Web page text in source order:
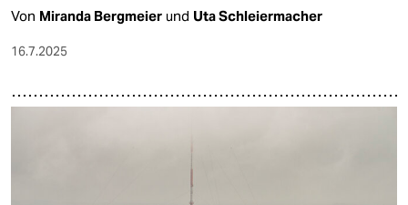
Von Miranda Bergmeier und Uta Schleiermacher
16.7.2025